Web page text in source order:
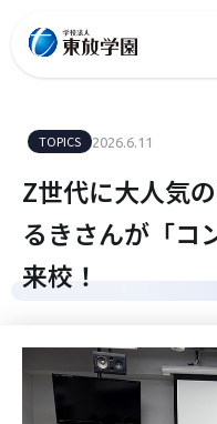
TOPICS 2026.6.11
Z世代に大人気
るきさんが「コ
来校！